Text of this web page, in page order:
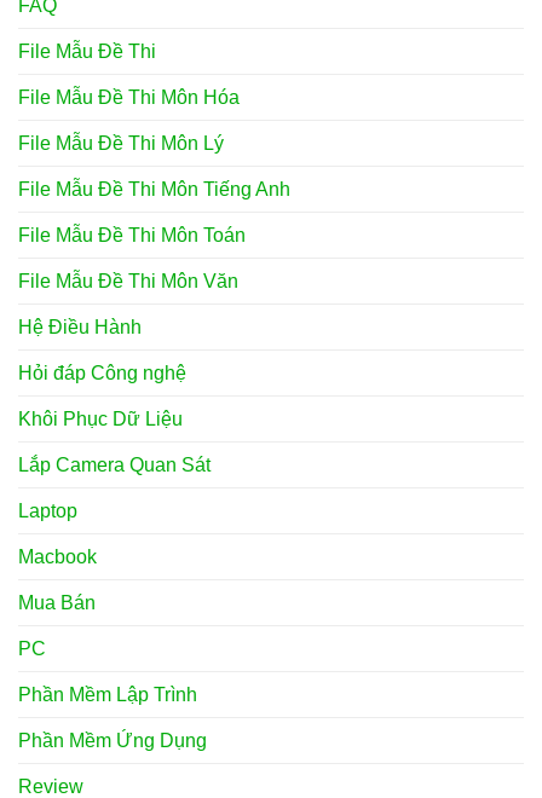
FAQ
File Mẫu Đề Thi
File Mẫu Đề Thi Môn Hóa
File Mẫu Đề Thi Môn Lý
File Mẫu Đề Thi Môn Tiếng Anh
File Mẫu Đề Thi Môn Toán
File Mẫu Đề Thi Môn Văn
Hệ Điều Hành
Hỏi đáp Công nghệ
Khôi Phục Dữ Liệu
Lắp Camera Quan Sát
Laptop
Macbook
Mua Bán
PC
Phần Mềm Lập Trình
Phần Mềm Ứng Dụng
Review